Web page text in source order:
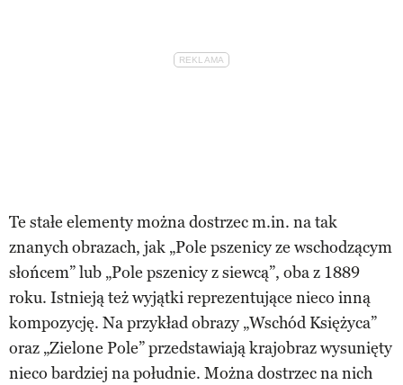
Te stałe elementy można dostrzec m.in. na tak
znanych obrazach, jak „Pole pszenicy ze wschodzącym
słońcem” lub „Pole pszenicy z siewcą”, oba z 1889
roku. Istnieją też wyjątki reprezentujące nieco inną
kompozycję. Na przykład obrazy „Wschód Księżyca”
oraz „Zielone Pole” przedstawiają krajobraz wysunięty
nieco bardziej na południe. Można dostrzec na nich